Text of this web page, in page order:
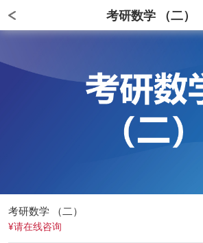
考研数学 （二）
考研数学 （二）
¥请在线咨询